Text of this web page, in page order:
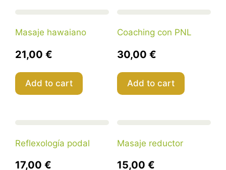
Masaje hawaiano
21,00 €
Add to cart
Coaching con PNL
30,00 €
Add to cart
Reflexología podal
17,00 €
Masaje reductor
15,00 €